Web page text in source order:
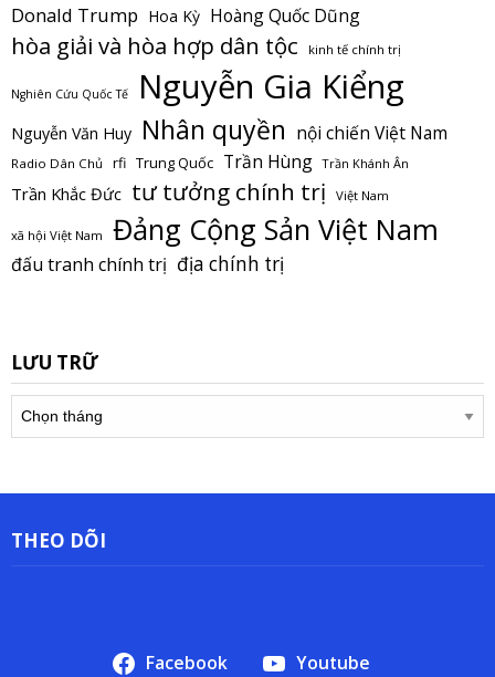
Donald Trump Hoa Kỳ Hoàng Quốc Dũng
hòa giải và hòa hợp dân tộc kinh tế chính trị
Nghiên Cứu Quốc Tế Nguyễn Gia Kiểng
Nguyễn Văn Huy Nhân quyền nội chiến Việt Nam
Radio Dân Chủ rfi Trung Quốc Trần Hùng Trần Khánh Ân
Trần Khắc Đức tư tưởng chính trị Việt Nam
xã hội Việt Nam Đảng Cộng Sản Việt Nam
đấu tranh chính trị địa chính trị
LƯU TRỮ
trữ
THEO DÕI
Facebook Youtube